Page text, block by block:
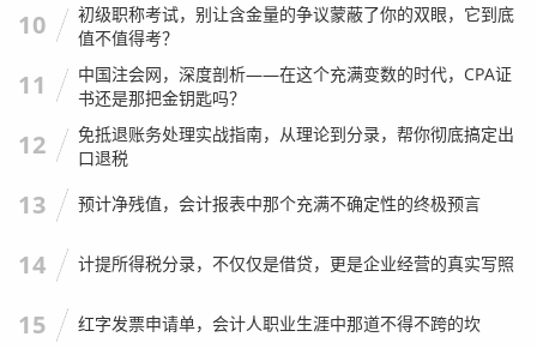
说明企业有严重违法行为，比如造假、欺诈等。
我的观点：
如果看到一家公司有“经营异常”记录，一定
要看它后续有没有“移出”，如果移出了，可能是补办了
手续；如果一直没移出，或者进了严重违法名单，直接P
ass，不要犹豫。
关联关系：谁是真正的老板？
10
初级职称考试，别让含金量的争议蒙蔽了你的双眼，它到底
值不值得考？
11
中国注会网，深度剖析——在这个充满变数的时代，CPA证
书还是那把金钥匙吗？
12
免抵退账务处理实战指南，从理论到分录，帮你彻底搞定出
口退税
13 预计净残值，会计报表中那个充满不确定性的终极预言
14 计提所得税分录，不仅仅是借贷，更是企业经营的真实写照
15 红字发票申请单，会计人职业生涯中那道不得不跨的坎